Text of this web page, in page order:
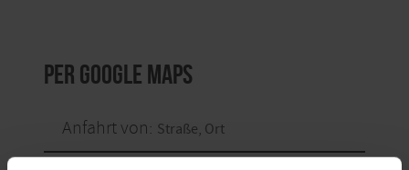
per Google Maps
Anfahrt von: